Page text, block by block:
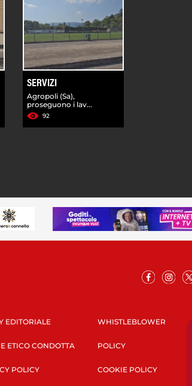
SERVIZI
Agropoli (Sa),
proseguono i lav...
92
EDITORIALE
ETICO CONDOTTA
POLICY
WHISTLEBLOWER
POLICY
COOKIE POLICY